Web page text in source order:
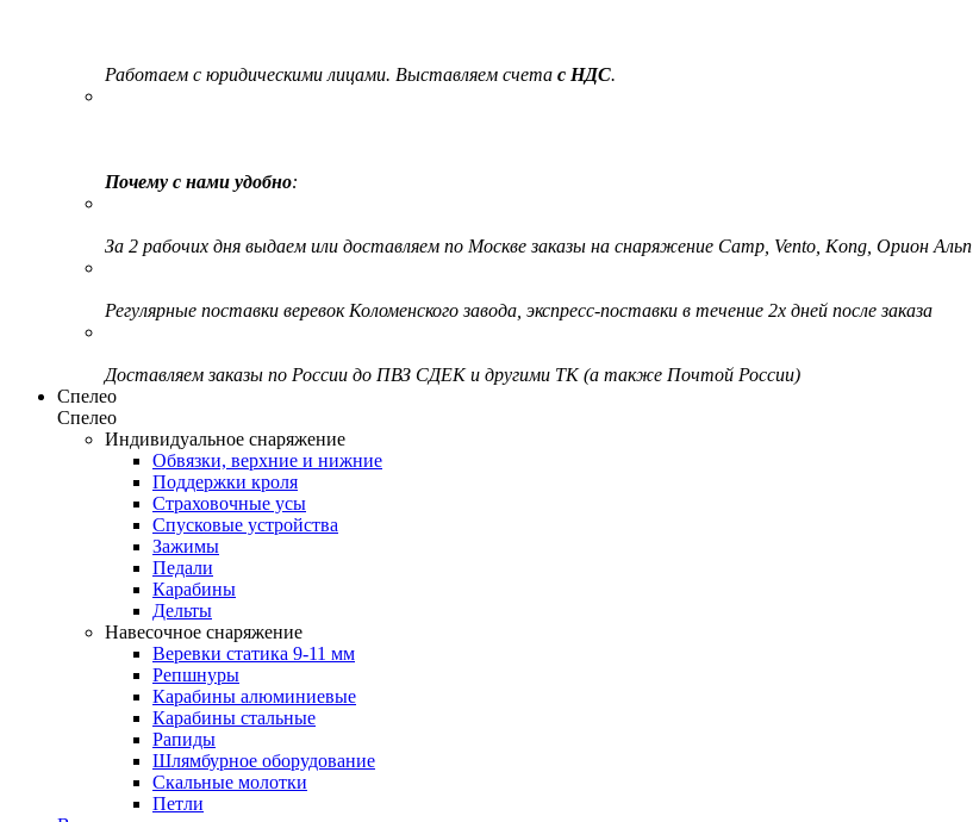
Работаем с юридическими лицами. Выставляем счета с НДС.
Почему с нами удобно:
За 2 рабочих дня выдаем или доставляем по Москве заказы на снаряжение Camp, Vento, Kong, Орион Альп
Регулярные поставки веревок Коломенского завода, экспресс-поставки в течение 2х дней после заказа
Доставляем заказы по России до ПВЗ СДЕК и другими ТК (а также Почтой России)
Спелео
Спелео
Индивидуальное снаряжение
Обвязки, верхние и нижние
Поддержки кроля
Страховочные усы
Спусковые устройства
Зажимы
Педали
Карабины
Дельты
Навесочное снаряжение
Веревки статика 9-11 мм
Репшнуры
Карабины алюминиевые
Карабины стальные
Рапиды
Шлямбурное оборудование
Скальные молотки
Петли